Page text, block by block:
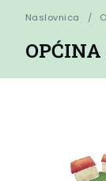
Naslovnica